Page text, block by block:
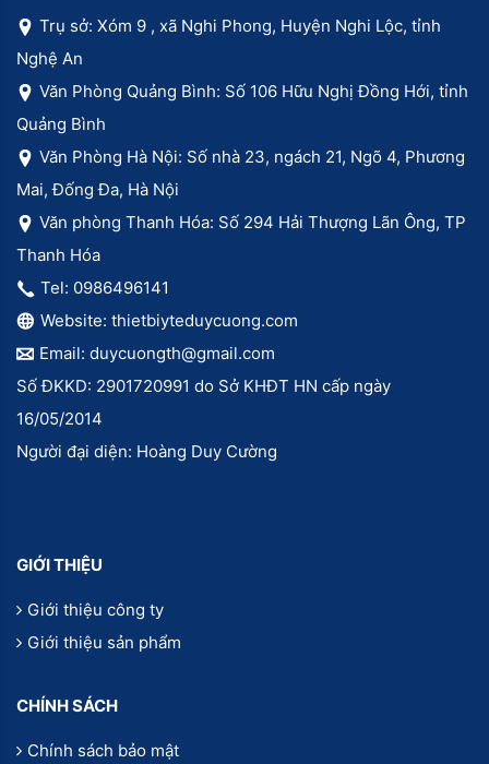
Trụ sở: Xóm 9 , xã Nghi Phong, Huyện Nghi Lộc, tỉnh
Nghệ An
Văn Phòng Quảng Bình: Số 106 Hữu Nghị Đồng Hới, tỉnh
Quảng Bình
Văn Phòng Hà Nội: Số nhà 23, ngách 21, Ngõ 4, Phương
Mai, Đống Đa, Hà Nội
Văn phòng Thanh Hóa: Số 294 Hải Thượng Lãn Ông, TP
Thanh Hóa
Tel: 0986496141
Website: thietbiyteduycuong.com
Email: duycuongth@gmail.com
Số ĐKKD: 2901720991 do Sở KHĐT HN cấp ngày
16/05/2014
Người đại diện: Hoàng Duy Cường
GIỚI THIỆU
Giới thiệu công ty
Giới thiệu sản phẩm
CHÍNH SÁCH
Chính sách bảo mật